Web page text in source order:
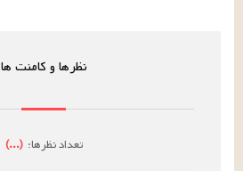
نظرها و کامنت ها
تعداد نظرها: (
...
)